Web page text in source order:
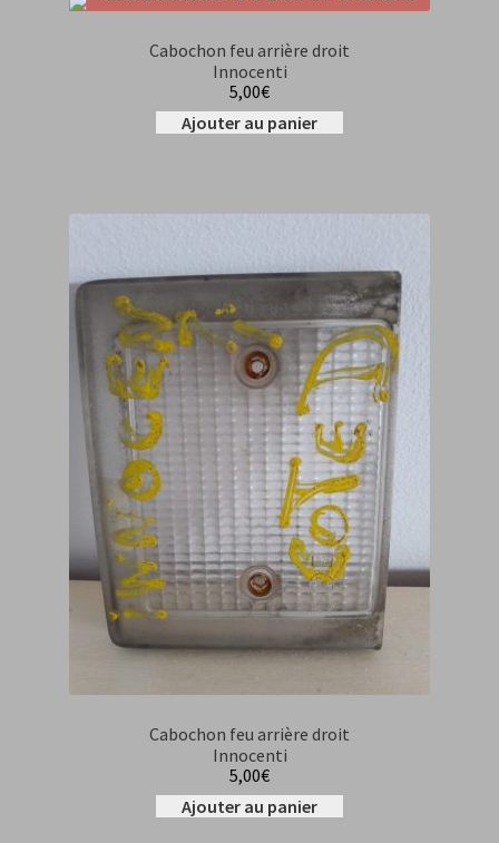
Cabochon feu arrière droit
Innocenti
5,00€
Ajouter au panier
Cabochon feu arrière droit
Innocenti
5,00€
Ajouter au panier